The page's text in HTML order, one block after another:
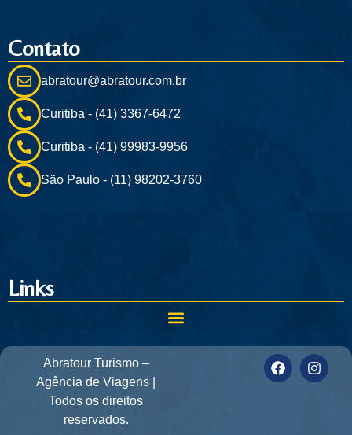
Contato
abratour@abratour.com.br
Curitiba - (41) 3367-6472
Curitiba - (41) 99983-9956
São Paulo - (11) 98202-3760
Links
Abratour Turismo –
Agência de Viagens |
Todos os direitos
reservados.